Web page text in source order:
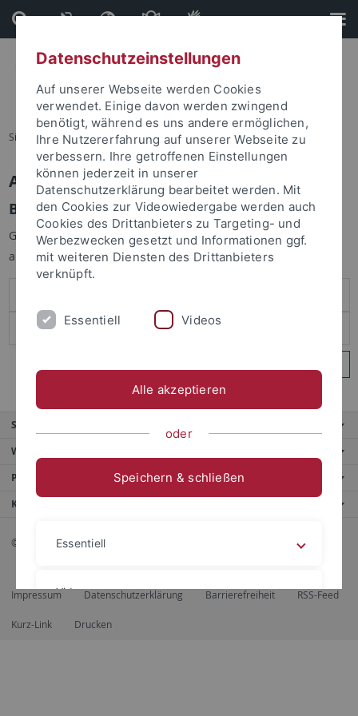
Direkt
zum
Inhalt
Direkt
zur
Fußleiste
Sie sind hier: Startseite
Anmelden
Benutzeranmeldung
Geben Sie Ihren Benutzernamen und Ihr Passwort an um sich
anzumelden:
Service
Weitere Angebote
Portale
Kontaktinfo
© 2026 Eberhard Karls Universität Tübingen, Tübingen
Impressum Datenschutzerklärung Barrierefreiheit RSS-Feed
Kurz-Link Drucken
Datenschutzeinstellungen
Auf unserer Webseite werden Cookies
verwendet. Einige davon werden zwingend
benötigt, während es uns andere ermöglichen,
Ihre Nutzererfahrung auf unserer Webseite zu
verbessern. Ihre getroffenen Einstellungen
können jederzeit in unserer
Datenschutzerklärung bearbeitet werden. Mit
den Cookies zur Videowiedergabe werden auch
Cookies des Drittanbieters zu Targeting- und
Werbezwecken gesetzt und Informationen ggf.
mit weiteren Diensten des Drittanbieters
verknüpft.
Essentiell Videos
Alle akzeptieren
oder
Speichern & schließen
Essentiell
Videos